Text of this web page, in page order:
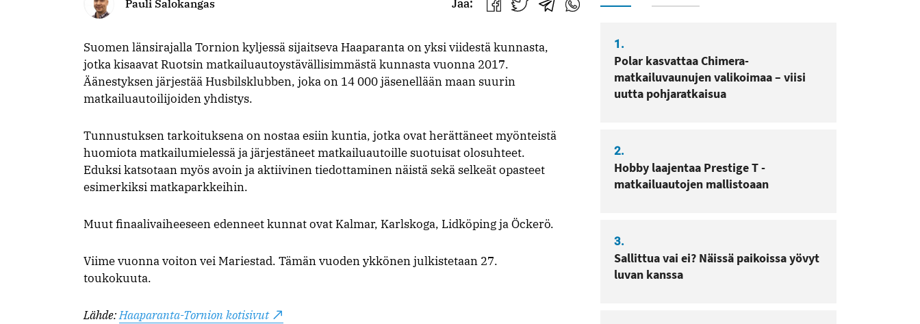
Pauli Salokangas Jaa:
Jaa
Jaa
Jaa
Jaa
Suomen länsirajalla Tornion kyljessä sijaitseva Haaparanta on yksi viidestä kunnasta,
jotka kisaavat Ruotsin matkailuautoystävällisimmästä kunnasta vuonna 2017.
Äänestyksen järjestää Husbilsklubben, joka on 14 000 jäsenellään maan suurin
matkailuautoilijoiden yhdistys.
Tunnustuksen tarkoituksena on nostaa esiin kuntia, jotka ovat herättäneet myönteistä
huomiota matkailumielessä ja järjestäneet matkailuautoille suotuisat olosuhteet.
Eduksi katsotaan myös avoin ja aktiivinen tiedottaminen näistä sekä selkeät opasteet
esimerkiksi matkaparkkeihin.
Muut finaalivaiheeseen edenneet kunnat ovat Kalmar, Karlskoga, Lidköping ja Öckerö.
Viime vuonna voiton vei Mariestad. Tämän vuoden ykkönen julkistetaan 27.
toukokuuta.
Lähde:Haaparanta-Tornion kotisivut
1.
Polar kasvattaa Chimera-
matkailuvaunujen valikoimaa – viisi
uutta pohjaratkaisua
2.
Hobby laajentaa Prestige T -
matkailuautojen mallistoaan
3.
Sallittua vai ei? Näissä paikoissa yövyt
luvan kanssa